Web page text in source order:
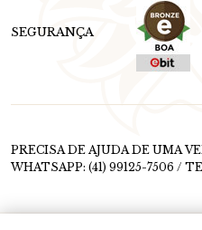
SEGURANÇA
PRECISA DE AJUDA DE UMA
WHATSAPP: (41) 99125-7506 /